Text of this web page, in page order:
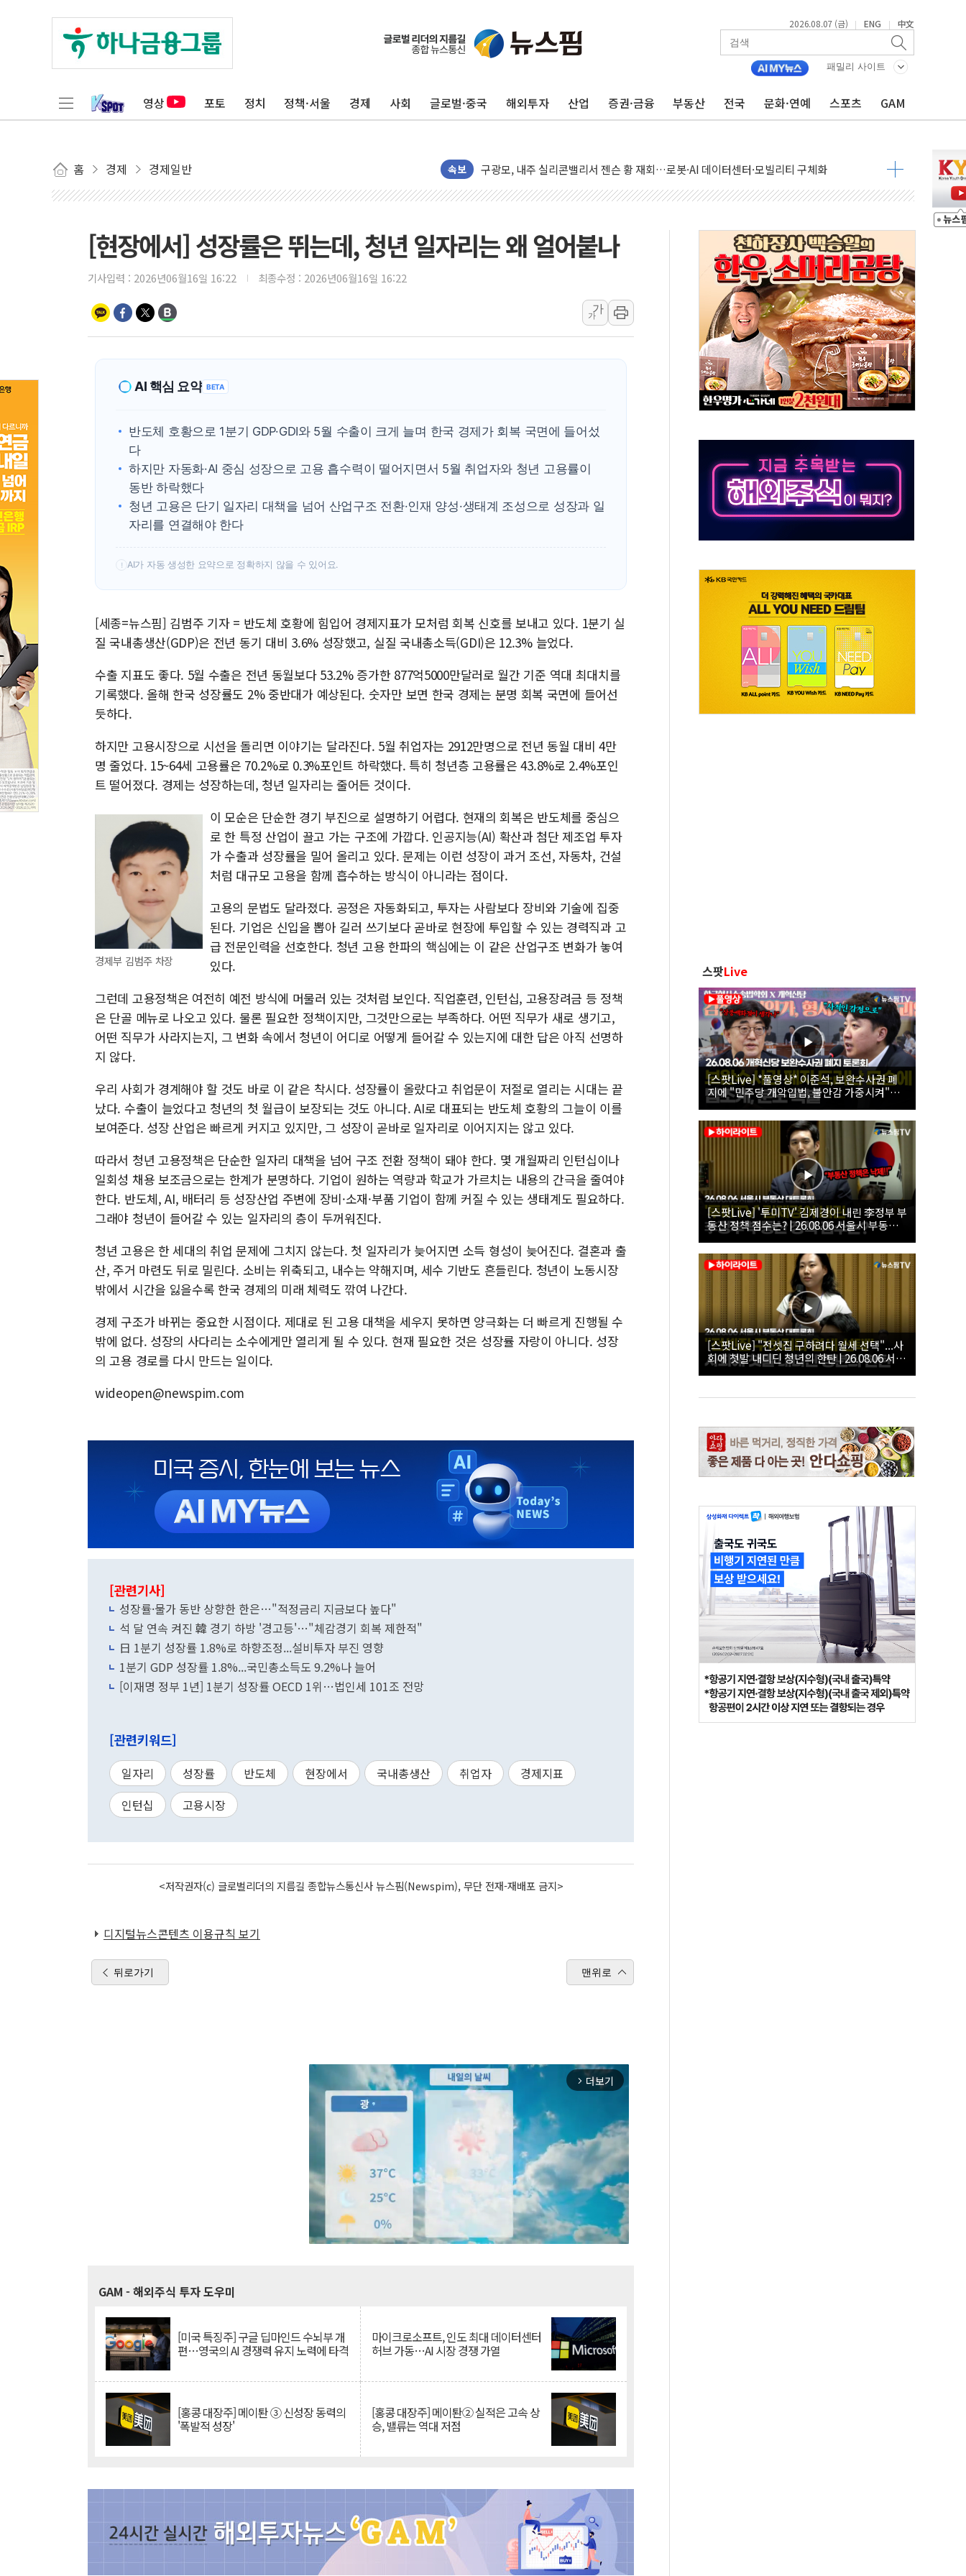
2026.08.07 (금) | ENG | 中文
패밀리 사이트
영상 포토 정치 정책·서울 경제 사회 글로벌·중국 해외투자 산업 증권·금융 부동산 전국 문화·연예 스포츠 GAM
홈 경제 경제일반 속보
유럽증시, 견조한 실적 소화하며 대부분 상승… "2분기 기업 순이익 21% 증가" 전망
리투아니아 국방 "러, 우크라 드론으로 나토 회원국 공격 검토… 거짓 깃발 작전"
뉴욕증시 개장 전 특징주...모더나·아이온큐·도어대시↑ VS 샌디스크·피그마·앱러빈↓
김정관 장관 "영업이익 N% 성과급 반대…상법·자본시장법 개정 논의"
청와대, 북한 단거리 탄도미사일 발사에 긴급 안보 점검회의
금값 7주 만에 최고…美 고용 둔화·호르무즈 재개방 기대에 강세
[인도증시] 중동 긴장 완화에 실적 호조까지, 상승...호실적 보고 기업 상승세 뚜렷
러, 1인칭시점 드론으로 우크라 민간인 '사파리' 공격… 시민들 공포감 극대화 전략
[베트남 증시] 지수 하락 속 'DGC' 임시 주총 기대감에 홀로 상한가…마진 잔액은 사상 최고
'월가의 황제' 다이먼 "금융시장 레버리지 위험수위…숨은 차입이 더 큰 변수"
양주 섬유염색공장서 화재 1명 중상…대응 1단계 진압 중
김정관 산업부 장관 "주 52시간 손봐야, 경쟁상대 中과 비교해야"
해군 1함대 창설 80주년…지역과 함께하는 '선봉'의 대민 봉사
[3보] 북, 원산서 동해로 단거리 탄도미사일 1발 발사… 올해 10번째·42일 만 도발
동해해경, 독도 해상서 부유물 감긴 어선 구조
주한미군 "오산기지 누출, 백린 아닌 무해한 표면 부식 물질"
구미 폐염산처리업체서 불 2시간30여분만에 진화...외국인 노동자 숨져
[현장에서] 성장률은 뛰는데, 청년 일자리는 왜 얼어붙나
기사입력 : 2026년06월16일 16:22 최종수정 : 2026년06월16일 16:22
가
가
AI 핵심 요약 BETA
반도체 호황으로 1분기 GDP·GDI와 5월 수출이 크게 늘며 한국 경제가 회복 국면에 들어섰
다
하지만 자동화·AI 중심 성장으로 고용 흡수력이 떨어지면서 5월 취업자와 청년 고용률이
동반 하락했다
청년 고용은 단기 일자리 대책을 넘어 산업구조 전환·인재 양성·생태계 조성으로 성장과 일
자리를 연결해야 한다
! AI가 자동 생성한 요약으로 정확하지 않을 수 있어요.
[세종=뉴스핌] 김범주 기자 = 반도체 호황에 힘입어 경제지표가 모처럼 회복 신호를 보내고 있다. 1분기 실
질 국내총생산(GDP)은 전년 동기 대비 3.6% 성장했고, 실질 국내총소득(GDI)은 12.3% 늘었다.
수출 지표도 좋다. 5월 수출은 전년 동월보다 53.2% 증가한 877억5000만달러로 월간 기준 역대 최대치를
기록했다. 올해 한국 성장률도 2% 중반대가 예상된다. 숫자만 보면 한국 경제는 분명 회복 국면에 들어선
듯하다.
하지만 고용시장으로 시선을 돌리면 이야기는 달라진다. 5월 취업자는 2912만명으로 전년 동월 대비 4만
명 줄었다. 15~64세 고용률은 70.2%로 0.3%포인트 하락했다. 특히 청년층 고용률은 43.8%로 2.4%포인
트 떨어졌다. 경제는 성장하는데, 청년 일자리는 줄어든 것이다.
경제부 김범주 차장
이 모순은 단순한 경기 부진으로 설명하기 어렵다. 현재의 회복은 반도체를 중심으
로 한 특정 산업이 끌고 가는 구조에 가깝다. 인공지능(AI) 확산과 첨단 제조업 투자
가 수출과 성장률을 밀어 올리고 있다. 문제는 이런 성장이 과거 조선, 자동차, 건설
처럼 대규모 고용을 함께 흡수하는 방식이 아니라는 점이다.
고용의 문법도 달라졌다. 공정은 자동화되고, 투자는 사람보다 장비와 기술에 집중
된다. 기업은 신입을 뽑아 길러 쓰기보다 곧바로 현장에 투입할 수 있는 경력직과 고
급 전문인력을 선호한다. 청년 고용 한파의 핵심에는 이 같은 산업구조 변화가 놓여
있다.
그런데 고용정책은 여전히 예전 방식에 머물러 있는 것처럼 보인다. 직업훈련, 인턴십, 고용장려금 등 정책
은 단골 메뉴로 나오고 있다. 물론 필요한 정책이지만, 그것만으로는 부족하다. 어떤 직무가 새로 생기고,
어떤 직무가 사라지는지, 그 변화 속에서 청년이 어디로 어떻게 들어갈 수 있는지에 대한 답은 아직 선명하
지 않다.
우리 사회가 경계해야 할 것도 바로 이 같은 착시다. 성장률이 올랐다고 취업문이 저절로 열리는 시대는 끝
났다. 수출이 늘었다고 청년의 첫 월급이 보장되는 것도 아니다. AI로 대표되는 반도체 호황의 그늘이 이를
보여준다. 성장 산업은 빠르게 커지고 있지만, 그 성장이 곧바로 일자리로 이어지지는 않고 있다.
따라서 청년 고용정책은 단순한 일자리 대책을 넘어 구조 전환 정책이 돼야 한다. 몇 개월짜리 인턴십이나
일회성 채용 보조금으로는 한계가 분명하다. 기업이 원하는 역량과 학교가 가르치는 내용의 간극을 줄여야
한다. 반도체, AI, 배터리 등 성장산업 주변에 장비·소재·부품 기업이 함께 커질 수 있는 생태계도 필요하다.
그래야 청년이 들어갈 수 있는 일자리의 층이 두꺼워진다.
청년 고용은 한 세대의 취업 문제에 그치지 않는다. 첫 일자리가 늦어지면 소득 형성이 늦어진다. 결혼과 출
산, 주거 마련도 뒤로 밀린다. 소비는 위축되고, 내수는 약해지며, 세수 기반도 흔들린다. 청년이 노동시장
밖에서 시간을 잃을수록 한국 경제의 미래 체력도 깎여 나간다.
경제 구조가 바뀌는 중요한 시점이다. 제대로 된 고용 대책을 세우지 못하면 양극화는 더 빠르게 진행될 수
밖에 없다. 성장의 사다리는 소수에게만 열리게 될 수 있다. 현재 필요한 것은 성장률 자랑이 아니다. 성장
의 고용 경로를 다시 만드는 일이다.
wideopen@newspim.com
[관련기사]
성장률·물가 동반 상향한 한은…"적정금리 지금보다 높다"
석 달 연속 켜진 韓 경기 하방 '경고등'…"체감경기 회복 제한적"
日 1분기 성장률 1.8%로 하향조정...설비투자 부진 영향
1분기 GDP 성장률 1.8%...국민총소득도 9.2%나 늘어
[이재명 정부 1년] 1분기 성장률 OECD 1위…법인세 101조 전망
[관련키워드]
일자리 성장률 반도체 현장에서 국내총생산 취업자
경제지표
인턴십
고용시장
<저작권자(c) 글로벌리더의 지름길 종합뉴스통신사 뉴스핌(Newspim), 무단 전재-재배포 금지>
디지털뉴스콘텐츠 이용규칙 보기
뒤로가기 맨위로
arrow_forward_ios 더보기
GAM - 해외주식 투자 도우미
[미국 특징주] 구글 딥마인드 수뇌부 개
편…영국의 AI 경쟁력 유지 노력에 타격
마이크로소프트, 인도 최대 데이터센터
허브 가동…AI 시장 경쟁 가열
[홍콩 대장주] 메이퇀 ③ 신성장 동력의
'폭발적 성장'
[홍콩 대장주] 메이퇀② 실적은 고속 상
승, 밸류는 역대 저점
스팟Live
[스팟Live] *풀영상* 이준석, 보완수사권 폐
지에 "민주당 개악입법, 불안감 가중시켜"｜
26.08.06 개혁신당 보완수사권 폐지 토론회
[스팟Live] '투미TV' 김제경이 내린 李정부 부
동산 정책 점수는? | 26.08.06 서울시 부동산
대토론회
[스팟Live] "전셋집 구하려다 월세 선택"...사
회에 첫발 내디딘 청년의 한탄 | 26.08.06 서울
시 부동산 대토론회